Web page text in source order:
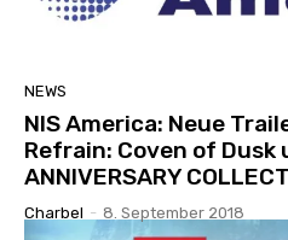
NEWS
NIS America: Neue
Refrain: Coven of Dusk
ANNIVERSARY
Charbel - 8. September 2018